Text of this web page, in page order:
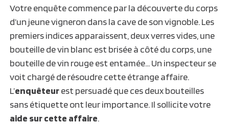
Votre enquête commence par la découverte du corps
d’un jeune vigneron dans la cave de son vignoble. Les
premiers indices apparaissent, deux verres vides, une
bouteille de vin blanc est brisée à côté du corps, une
bouteille de vin rouge est entamée… Un inspecteur se
voit chargé de résoudre cette étrange affaire.
L’enquêteurest persuadé que ces deux bouteilles
sans étiquette ont leur importance. Il sollicite votre
aide sur cette affaire.